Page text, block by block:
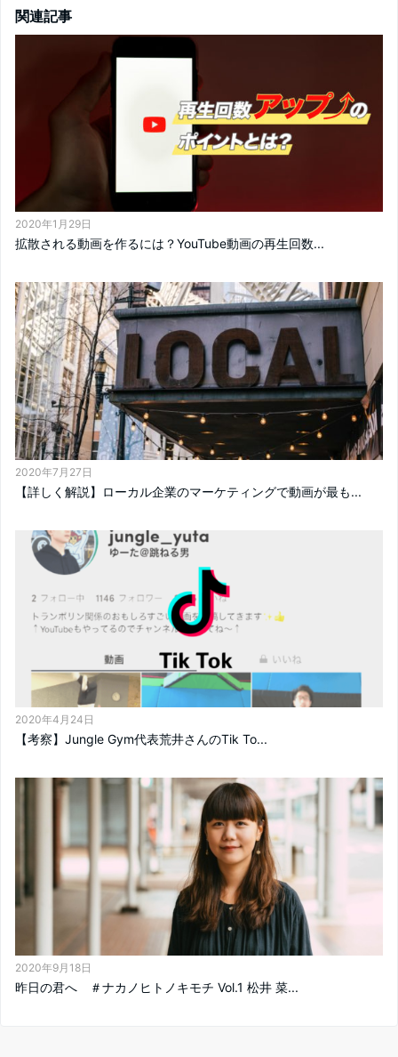
関連記事
2020年1月29日
拡散される動画を作るには？YouTube動画の再生回数...
2020年7月27日
【詳しく解説】ローカル企業のマーケティングで動画が最も...
2020年4月24日
【考察】Jungle Gym代表荒井さんのTik To...
2020年9月18日
昨日の君へ ＃ナカノヒトノキモチ Vol.1 松井 菜...